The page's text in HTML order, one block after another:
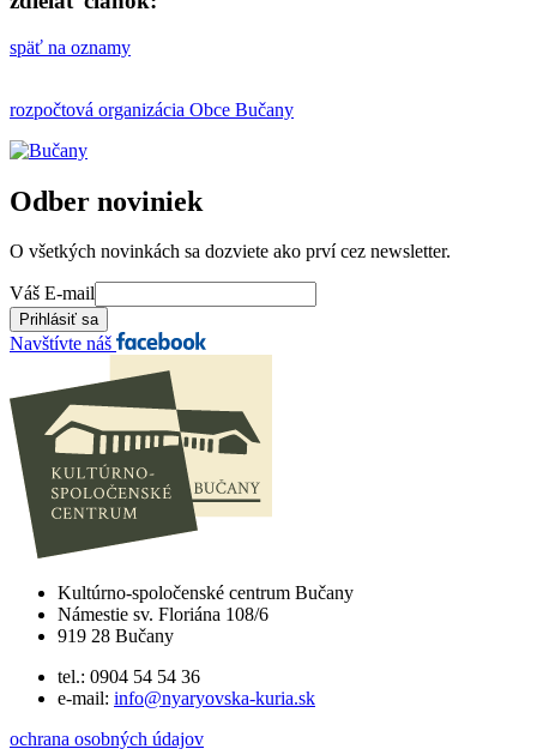
späť na oznamy
rozpočtová organizácia Obce Bučany
Odber noviniek
O všetkých novinkách sa dozviete ako prví cez newsletter.
Váš E-mail
Navštívte náš
Kultúrno-spoločenské centrum Bučany
Námestie sv. Floriána 108/6
919 28 Bučany
tel.: 0904 54 54 36
e-mail: info@nyaryovska-kuria.sk
ochrana osobných údajov